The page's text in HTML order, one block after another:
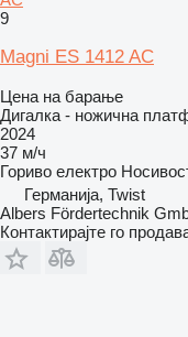
9
Magni ES 1412 AC
Цена на барање
Дигалка - ножична
2024
37 м/ч
Гориво електро
Германија, Twist
Albers Fördertechnik
Контактирајте го